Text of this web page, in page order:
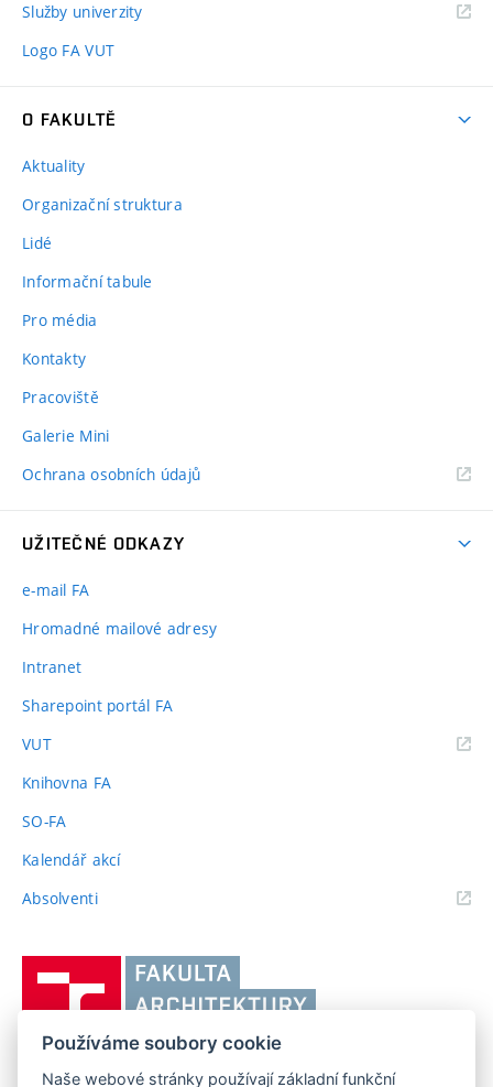
Služby univerzity
Logo FA VUT
O FAKULTĚ
Aktuality
Organizační struktura
Lidé
Informační tabule
Pro média
Kontakty
Pracoviště
Galerie Mini
Ochrana osobních údajů
UŽITEČNÉ ODKAZY
e-mail FA
Hromadné mailové adresy
Intranet
Sharepoint portál FA
VUT(externí
Knihovna FA
SO-FA
Kalendář akcí
Absolventi(externí
Brně,
Používáme soubory cookie
Naše webové stránky používají základní funkční